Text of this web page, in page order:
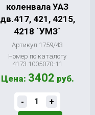
коленвала УАЗ
дв.417, 421, 4215,
4218 `УМЗ`
Артикул 1759/43
Номер по каталогу
4173.1005070-11
Цена: 3402 руб.
- +